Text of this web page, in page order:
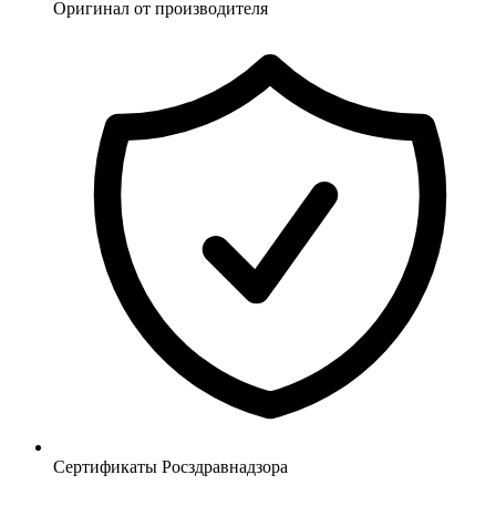
Оригинал от производителя
Сертификаты Росздравнадзора